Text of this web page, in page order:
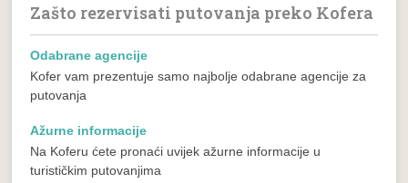
Zašto rezervisati putovanja preko Kofera
Odabrane agencije
Kofer vam prezentuje samo najbolje odabrane agencije za
putovanja
Ažurne informacije
Na Koferu ćete pronaći uvijek ažurne informacije u
turističkim putovanjima